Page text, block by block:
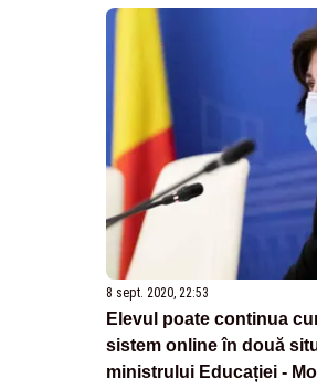
8 sept. 2020, 22:53
Elevul poate continua
sistem online în două
ministrului Educației -